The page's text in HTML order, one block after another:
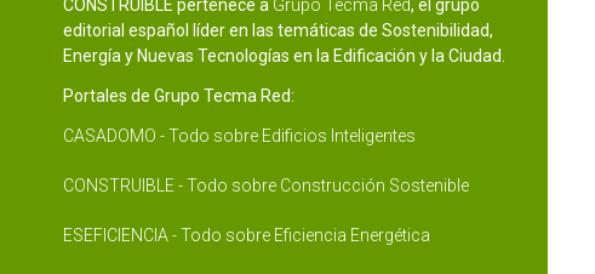
CONSTRUIBLE pertenece a Grupo Tecma Red, el grupo
editorial español líder en las temáticas de Sostenibilidad,
Energía y Nuevas Tecnologías en la Edificación y la Ciudad.
Portales de Grupo Tecma Red:
CASADOMO - Todo sobre Edificios Inteligentes
CONSTRUIBLE - Todo sobre Construcción Sostenible
ESEFICIENCIA - Todo sobre Eficiencia Energética